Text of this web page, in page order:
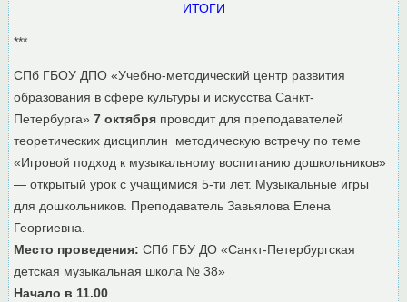
ИТОГИ
***
СПб ГБОУ ДПО «Учебно-методический центр развития
образования в сфере культуры и искусства Санкт-
Петербурга»7 октября проводит для преподавателей
теоретических дисциплин методическую встречу по теме
«Игровой подход к музыкальному воспитанию дошкольников»
— открытый урок с учащимися 5-ти лет. Музыкальные игры
для дошкольников. Преподаватель Завьялова Елена
Георгиевна.
Место проведения: СПб ГБУ ДО «Санкт-Петербургская
детская музыкальная школа № 38»
Начало в 11.00